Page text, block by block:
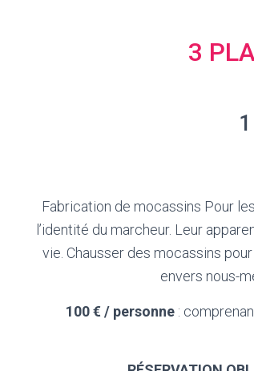
3
Fabrication de mocassins Pour
l’identité du marcheur. Leur
vie. Chausser des mocassins
envers nous-
100 € / personne :